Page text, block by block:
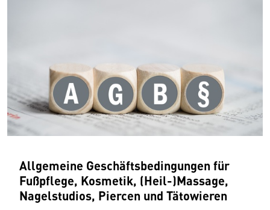
Allgemeine Geschäftsbedingungen für
Fußpflege, Kosmetik, (Heil-)Massage,
Nagelstudios, Piercen und Tätowieren